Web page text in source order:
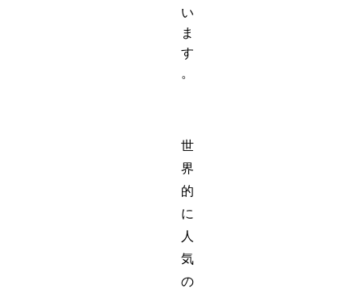
い
ま
す
。
世
界
的
に
人
気
の